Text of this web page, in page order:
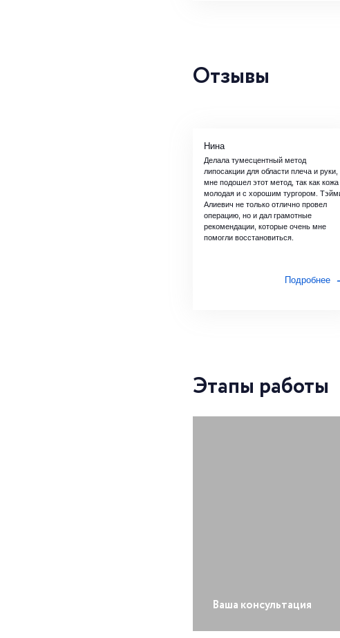
Отзывы
Нина
Делала тумесцентный метод
липосакции для области плеча и руки,
мне подошел этот метод, так как кожа
молодая и с хорошим тургором.
Алиевич не только отлично провел
операцию, но и дал грамотные
рекомендации, которые очень мне
помогли восстановиться.
Подробнее
Этапы работы
Ваша консультация